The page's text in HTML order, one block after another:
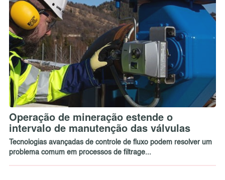
Operação de mineração estende o
intervalo de manutenção das válvulas
Tecnologias avançadas de controle de fluxo podem resolver um
problema comum em processos de filtrage...